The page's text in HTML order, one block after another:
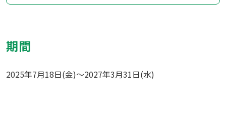
期間
2025年7月18日(金)～2027年3月31日(水)